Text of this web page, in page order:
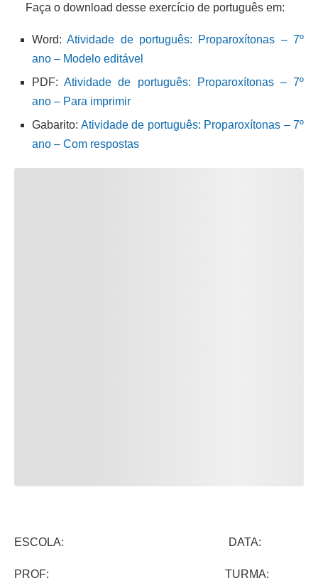
Faça o download desse exercício de português em:
Word:Atividade de português: Proparoxítonas – 7º
ano – Modelo editável
PDF:Atividade de português: Proparoxítonas – 7º
ano – Para imprimir
Gabarito: Atividade de português: Proparoxítonas – 7º
ano – Com respostas
ESCOLA: DATA:
PROF: TURMA: